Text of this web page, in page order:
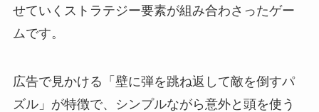
せていくストラテジー要素が組み合わさったゲー
ムです。
広告で見かける「壁に弾を跳ね返して敵を倒すパ
ズル」が特徴で、シンプルながら意外と頭を使う